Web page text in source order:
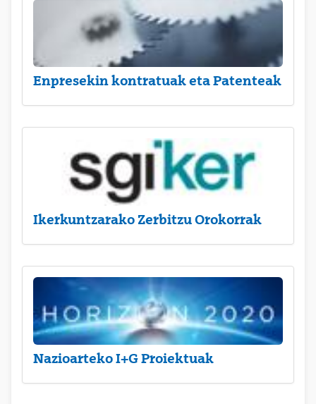
Enpresekin kontratuak eta Patenteak
Ikerkuntzarako Zerbitzu Orokorrak
Nazioarteko I+G Proiektuak